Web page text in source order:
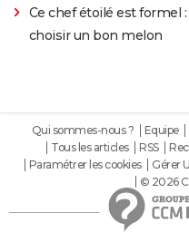
Ce chef étoilé est formel
choisir un bon melon
Qui sommes-nous ? Equipe
Tous les articles
RSS
Paramétrer les cookies
Gérer
© 2026